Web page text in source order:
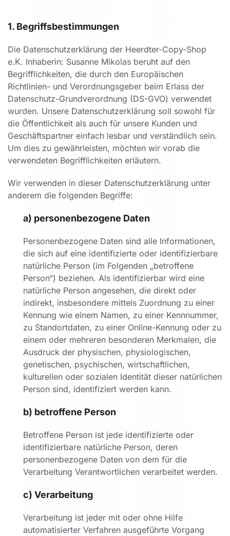
1. Begriffsbestimmungen
Die Datenschutzerklärung der Heerdter-Copy-Shop
e.K. Inhaberin: Susanne Mikolas beruht auf den
Begrifflichkeiten, die durch den Europäischen
Richtlinien- und Verordnungsgeber beim Erlass der
Datenschutz-Grundverordnung (DS-GVO) verwendet
wurden. Unsere Datenschutzerklärung soll sowohl für
die Öffentlichkeit als auch für unsere Kunden und
Geschäftspartner einfach lesbar und verständlich sein.
Um dies zu gewährleisten, möchten wir vorab die
verwendeten Begrifflichkeiten erläutern.
Wir verwenden in dieser Datenschutzerklärung unter
anderem die folgenden Begriffe:
a) personenbezogene Daten
Personenbezogene Daten sind alle Informationen,
die sich auf eine identifizierte oder identifizierbare
natürliche Person (im Folgenden „betroffene
Person“) beziehen. Als identifizierbar wird eine
natürliche Person angesehen, die direkt oder
indirekt, insbesondere mittels Zuordnung zu einer
Kennung wie einem Namen, zu einer Kennnummer,
zu Standortdaten, zu einer Online-Kennung oder zu
einem oder mehreren besonderen Merkmalen, die
Ausdruck der physischen, physiologischen,
genetischen, psychischen, wirtschaftlichen,
kulturellen oder sozialen Identität dieser natürlichen
Person sind, identifiziert werden kann.
b) betroffene Person
Betroffene Person ist jede identifizierte oder
identifizierbare natürliche Person, deren
personenbezogene Daten von dem für die
Verarbeitung Verantwortlichen verarbeitet werden.
c) Verarbeitung
Verarbeitung ist jeder mit oder ohne Hilfe
automatisierter Verfahren ausgeführte Vorgang